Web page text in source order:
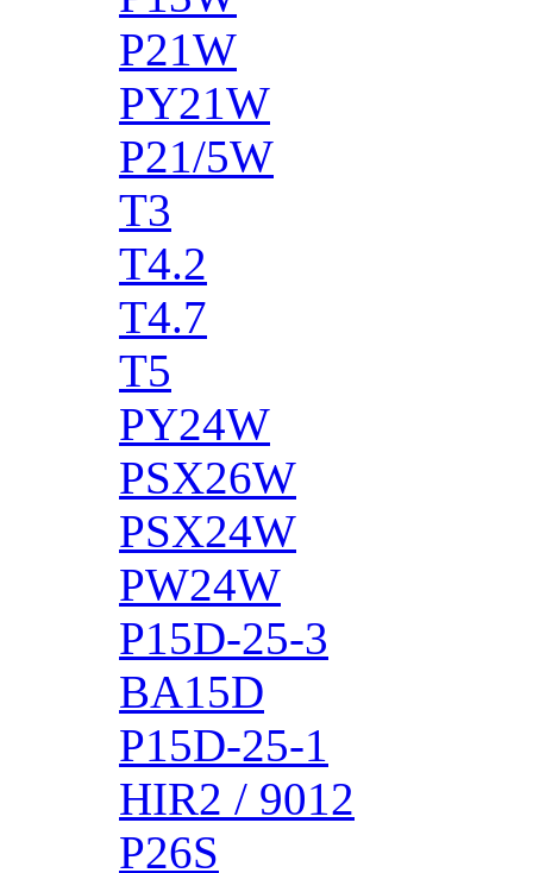
P21W
PY21W
P21/5W
T3
T4.2
T4.7
T5
PY24W
PSX26W
PSX24W
PW24W
P15D-25-3
BA15D
P15D-25-1
HIR2 / 9012
P26S